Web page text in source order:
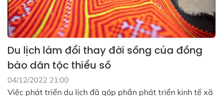
Du lịch làm đổi thay đời sống của đồng
bào dân tộc thiểu số
04/12/2022 21:00
Việc phát triển du lịch đã góp phần phát triển kinh tế xã